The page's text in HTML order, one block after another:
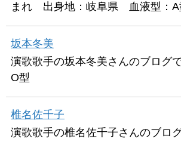
まれ 出身地：岐阜県 血液型：A
坂本冬美
演歌歌手の坂本冬美さんのブログ
O型
椎名佐千子
演歌歌手の椎名佐千子さんのブロ